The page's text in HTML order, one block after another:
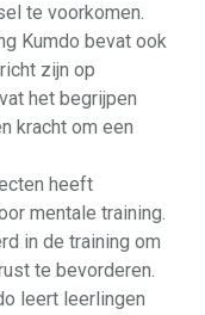
te voorkomen.
Kumdo bevat ook
zijn op
het begrijpen
kracht om een
heeft
mentale training.
in de training om
te bevorderen.
leert leerlingen